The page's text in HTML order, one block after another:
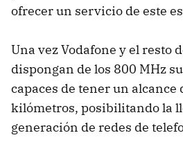
ofrecer un servicio de este
Una vez Vodafone y el resto
dispongan de los 800 MHz
capaces de tener un alcance
kilómetros, posibilitando la
generación de redes de